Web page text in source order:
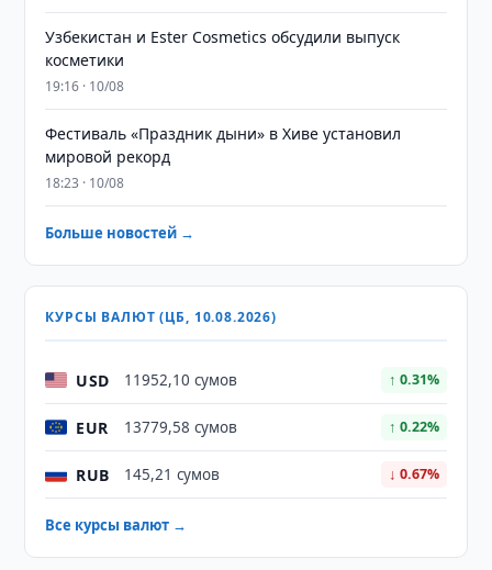
Узбекистан и Ester Cosmetics обсудили выпуск
косметики
19:16 · 10/08
Фестиваль «Праздник дыни» в Хиве установил
мировой рекорд
18:23 · 10/08
Больше новостей →
КУРСЫ ВАЛЮТ (ЦБ, 10.08.2026)
USD 11952,10 сумов ↑ 0.31%
EUR 13779,58 сумов ↑ 0.22%
RUB 145,21 сумов ↓ 0.67%
Все курсы валют →